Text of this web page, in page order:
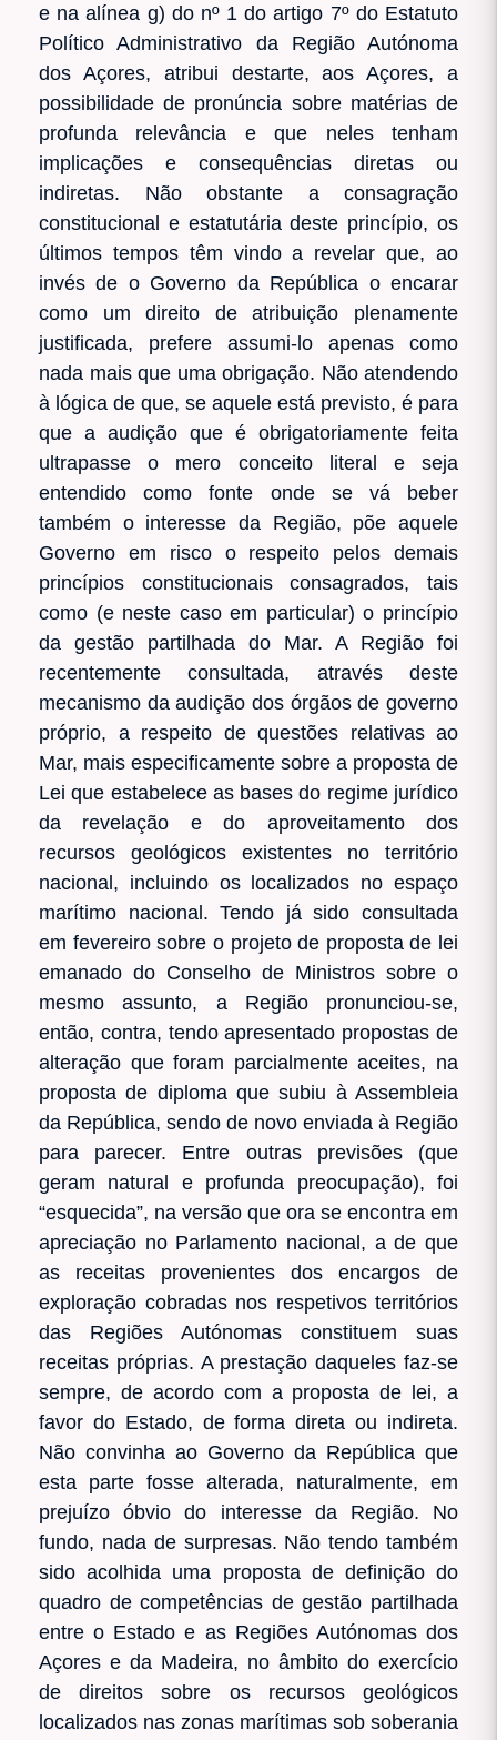
e na alínea g) do nº 1 do artigo 7º do Estatuto
Político Administrativo da Região Autónoma
dos Açores, atribui destarte, aos Açores, a
possibilidade de pronúncia sobre matérias de
profunda relevância e que neles tenham
implicações e consequências diretas ou
indiretas. Não obstante a consagração
constitucional e estatutária deste princípio, os
últimos tempos têm vindo a revelar que, ao
invés de o Governo da República o encarar
como um direito de atribuição plenamente
justificada, prefere assumi-lo apenas como
nada mais que uma obrigação. Não atendendo
à lógica de que, se aquele está previsto, é para
que a audição que é obrigatoriamente feita
ultrapasse o mero conceito literal e seja
entendido como fonte onde se vá beber
também o interesse da Região, põe aquele
Governo em risco o respeito pelos demais
princípios constitucionais consagrados, tais
como (e neste caso em particular) o princípio
da gestão partilhada do Mar. A Região foi
recentemente consultada, através deste
mecanismo da audição dos órgãos de governo
próprio, a respeito de questões relativas ao
Mar, mais especificamente sobre a proposta de
Lei que estabelece as bases do regime jurídico
da revelação e do aproveitamento dos
recursos geológicos existentes no território
nacional, incluindo os localizados no espaço
marítimo nacional. Tendo já sido consultada
em fevereiro sobre o projeto de proposta de lei
emanado do Conselho de Ministros sobre o
mesmo assunto, a Região pronunciou-se,
então, contra, tendo apresentado propostas de
alteração que foram parcialmente aceites, na
proposta de diploma que subiu à Assembleia
da República, sendo de novo enviada à Região
para parecer. Entre outras previsões (que
geram natural e profunda preocupação), foi
“esquecida”, na versão que ora se encontra em
apreciação no Parlamento nacional, a de que
as receitas provenientes dos encargos de
exploração cobradas nos respetivos territórios
das Regiões Autónomas constituem suas
receitas próprias. A prestação daqueles faz-se
sempre, de acordo com a proposta de lei, a
favor do Estado, de forma direta ou indireta.
Não convinha ao Governo da República que
esta parte fosse alterada, naturalmente, em
prejuízo óbvio do interesse da Região. No
fundo, nada de surpresas. Não tendo também
sido acolhida uma proposta de definição do
quadro de competências de gestão partilhada
entre o Estado e as Regiões Autónomas dos
Açores e da Madeira, no âmbito do exercício
de direitos sobre os recursos geológicos
localizados nas zonas marítimas sob soberania